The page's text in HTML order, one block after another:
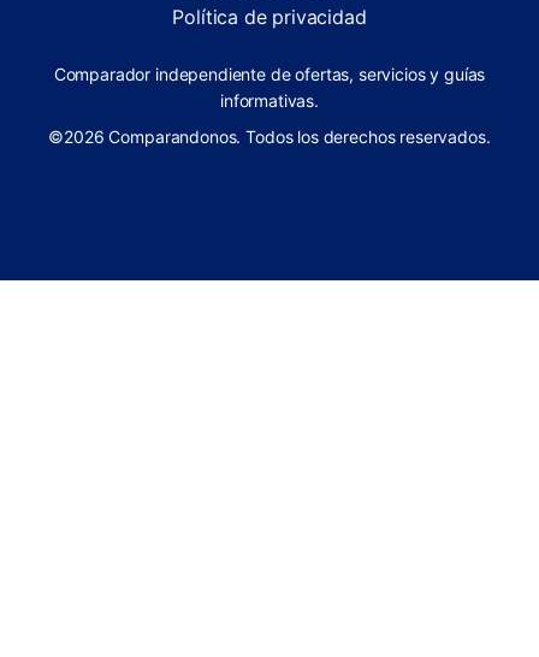
Política de privacidad
Comparador independiente de ofertas, servicios y guías
informativas.
©2026 Comparandonos. Todos los derechos reservados.